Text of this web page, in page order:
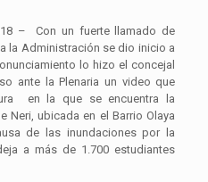
– Con un fuerte llamado de
la Administración se dio inicio a
lo hizo el concejal
ante la Plenaria un video que
en la que se encuentra la
Neri, ubicada en el Barrio Olaya
de las inundaciones por la
a más de 1.700 estudiantes